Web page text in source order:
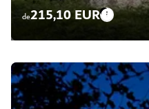
de215,10 EUR